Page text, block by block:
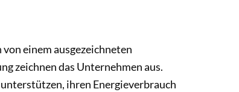
einem ausgezeichneten
zeichnen das Unternehmen aus.
ihren Energieverbrauch